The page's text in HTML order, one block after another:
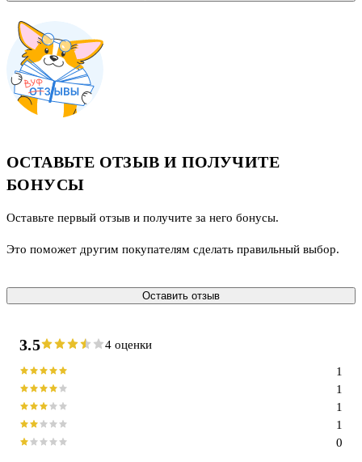
ОСТАВЬТЕ ОТЗЫВ И ПОЛУЧИТЕ
БОНУСЫ
Оставьте первый отзыв и получите за него бонусы.
Это поможет другим покупателям сделать правильный выбор.
Оставить отзыв
3.5 4 оценки
0
1
1
1
1